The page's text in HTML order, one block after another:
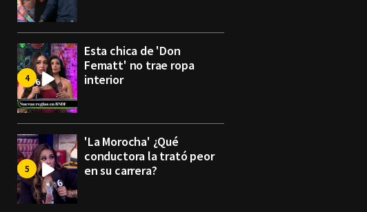
Esta chica de 'Don
Fematt' no trae ropa
interior
'La Morocha' ¿Qué
conductora la trató peor
en su carrera?